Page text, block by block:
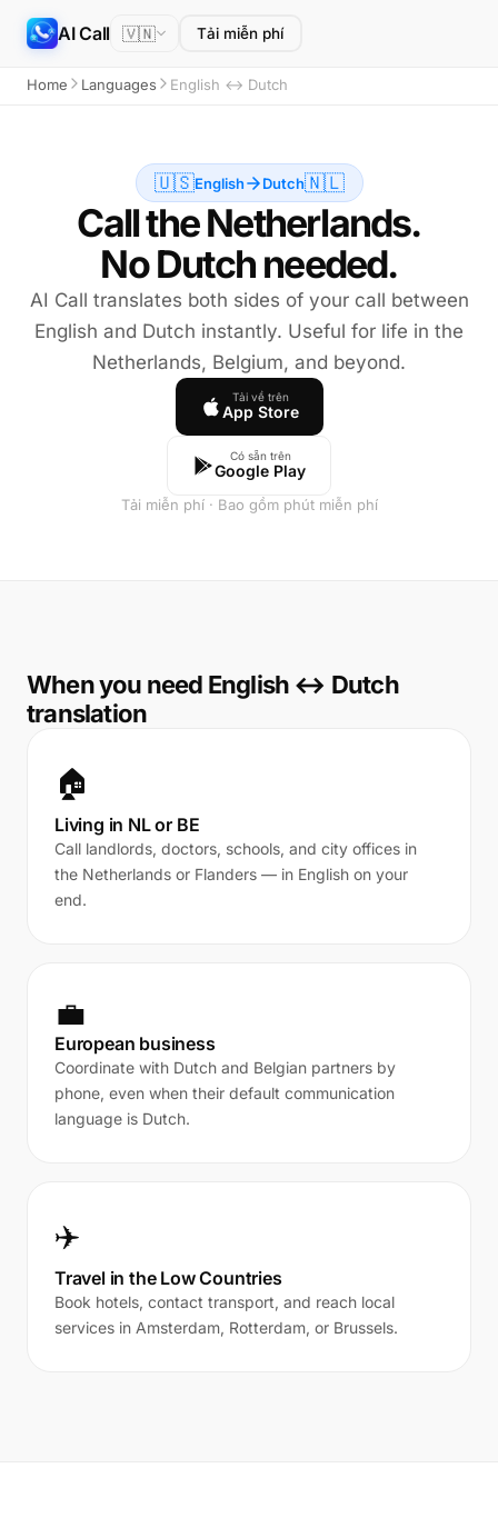
AI Call 🇻🇳 Tải miễn phí
Home Languages English ↔ Dutch
🇺🇸English Dutch🇳🇱
Call the Netherlands.
No Dutch needed.
AI Call translates both sides of your call between
English and Dutch instantly. Useful for life in the
Netherlands, Belgium, and beyond.
Tải về trên
App Store
Có sẵn trên
Google Play
Tải miễn phí · Bao gồm phút miễn phí
When you need English ↔ Dutch
translation
🏠
Living in NL or BE
Call landlords, doctors, schools, and city offices in
the Netherlands or Flanders — in English on your
end.
💼
European business
Coordinate with Dutch and Belgian partners by
phone, even when their default communication
language is Dutch.
✈️
Travel in the Low Countries
Book hotels, contact transport, and reach local
services in Amsterdam, Rotterdam, or Brussels.